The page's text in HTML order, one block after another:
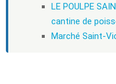
LE POULPE
cantine de
Marché Saint-